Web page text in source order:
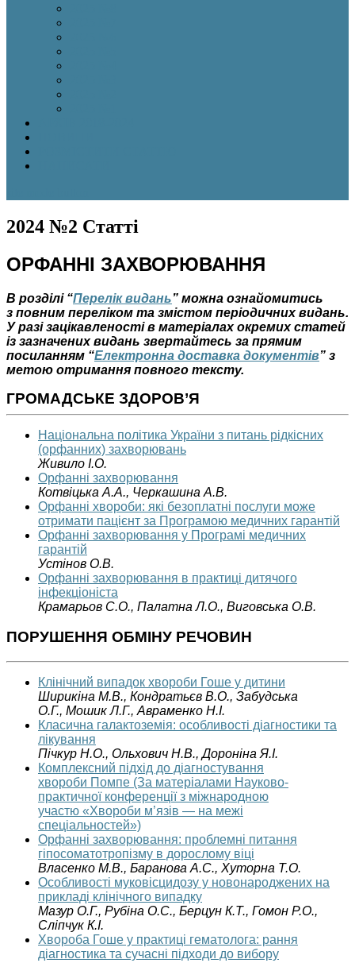
2024 №2 Статті
ОРФАННІ ЗАХВОРЮВАННЯ
В розділі “Перелік видань” можна ознайомитись
з повним переліком та змістом періодичних видань.
У разі зацікавленості в матеріалах окремих статей
із зазначених видань звертайтесь за прямим
посиланням “Електронна доставка документів” з
метою отримання повного тексту.
ГРОМАДСЬКЕ ЗДОРОВ’Я
Національна політика України з питань рідкісних
(орфанних) захворювань
Живило І.О.
Орфанні захворювання
Котвіцька А.А., Черкашина А.В.
Орфанні хвороби: які безоплатні послуги може
отримати пацієнт за Програмою медичних гарантій
Орфанні захворювання у Програмі медичних
гарантій
Устінов О.В.
Орфанні захворювання в практиці дитячого
інфекціоніста
Крамарьов С.О., Палатна Л.О., Виговська О.В.
ПОРУШЕННЯ ОБМІНУ РЕЧОВИН
Клінічний випадок хвороби Гоше у дитини
Ширикіна М.В., Кондратьєв В.О., Забудська
О.Г., Мошик Л.Г., Авраменко Н.І.
Класична галактоземія: особливості діагностики та
лікування
Пічкур Н.О., Ольхович Н.В., Дороніна Я.І.
Комплексний підхід до діагностування
хвороби Помпе (За матеріалами Науково-
практичної конференції з міжнародною
участю «Хвороби м’язів — на межі
спеціальностей»)
Орфанні захворювання: проблемні питання
гіпосоматотропізму в дорослому віці
Власенко М.В., Баранова А.С., Хуторна Т.О.
Особливості муковісцидозу у новонароджених на
прикладі клінічного випадку
Мазур О.Г., Рубіна О.С., Берцун К.Т., Гомон Р.О.,
Сліпчук К.І.
Хвороба Гоше у практиці гематолога: рання
діагностика та сучасні підходи до вибору